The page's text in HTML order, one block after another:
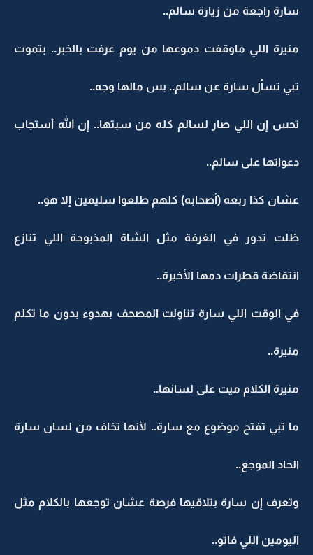
سارة راجعة من زيارة سالم..
منيرة اللي ماوقفت دموعها من يوم عرفت بالخبر.. بتموت
تبي تسأل سارة عن سالم.. بس مالها وجه..
تحس إن اللي صار لسالم كله من سبتها.. إن الله أستجاب
دعواتها على سالم..
عشان كذا ربعه (أصحابه) كلهم طلعوا سليمين إلا هو..
ظلت تدور في الغرفة مثل الشاة المذبوحة اللي تنازع
انتفاضة قطرات دمها الأخيرة..
في الوقت اللي سارة تناولت المصحف بهدوء بدون ما تكلم
منيرة..
منيرة الكلام ميت على لسانها..
ما تبي تفتح موضوع مع سارة.. لأنها تخاف من لسان سارة
الحاد الموجع..
وتعرف إن سارة بتلاقيها فرصة عشان توجعها بالكلام مثل
اليومين اللي فاتو..